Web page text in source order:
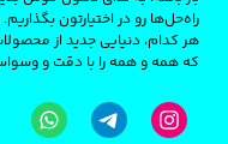
راه‌حل‌ها رو در اختیارتون
هر کدام، دنیایی جدید از
که همه و همه را با دقت و